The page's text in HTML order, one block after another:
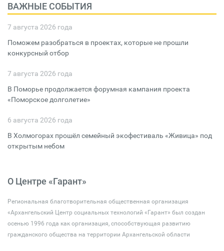
ВАЖНЫЕ СОБЫТИЯ
7 августа 2026 года
Поможем разобраться в проектах, которые не прошли
конкурсный отбор
7 августа 2026 года
В Поморье продолжается форумная кампания проекта
«Поморское долголетие»
6 августа 2026 года
В Холмогорах прошёл семейный экофестиваль «Живица» под
открытым небом
О Центре «Гарант»
Региональная благотворительная общественная организация
«Архангельский Центр социальных технологий «Гарант» был создан
осенью 1996 года как организация, способствующая развитию
гражданского общества на территории Архангельской области